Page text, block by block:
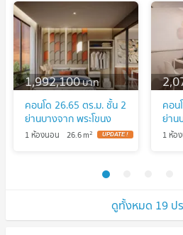
ดูทั้งหมด 19 ป
1,992,100บาท
คอนโด 26.65 ตร.ม. ชั้น 2
ย่านบางจาก พระโขนง
ใกล้รถไฟฟ้า
1 ห้องนอน 26.6m2
คอน
ย่าน
ทำเ
1 ห้อ